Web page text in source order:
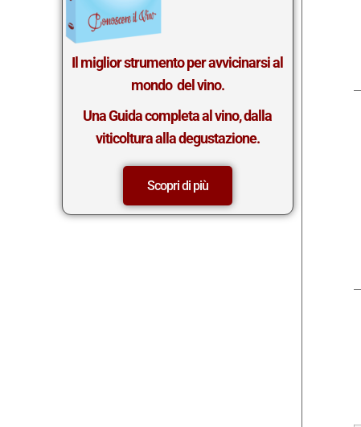
Il miglior strumento per avvicinarsi al
mondo del vino.
Una Guida completa al vino, dalla
viticoltura alla degustazione.
Scopri di più